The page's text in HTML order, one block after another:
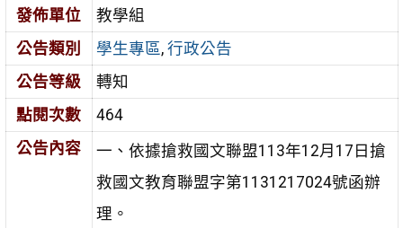
發佈單位
教學組
公告類別
學生專區, 行政公告
公告等級
轉知
點閱次數
464
公告內容
一、依據搶救國文聯盟113年12月17日搶
救國文教育聯盟字第1131217024號函辦
理。